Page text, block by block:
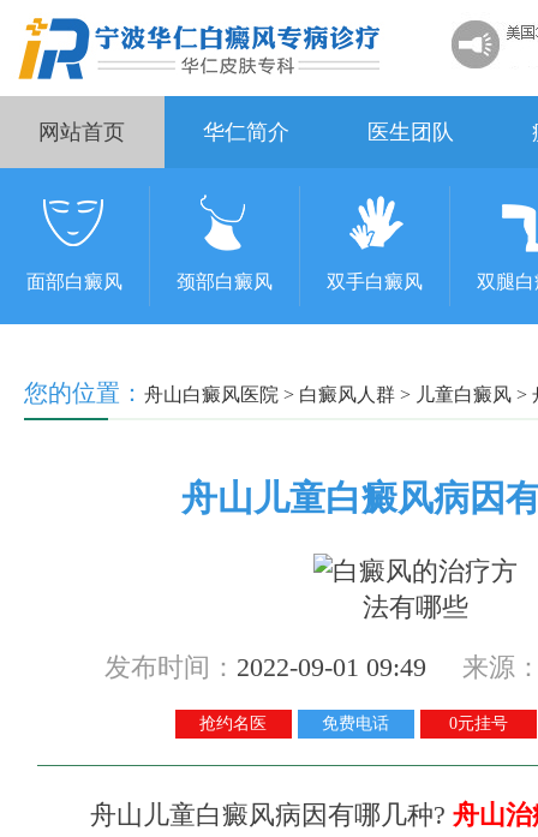
网站首页 华仁简介 医生团队
面部白癜风 颈部白癜风 双手白癜风 双腿
您的位置： 舟山白癜风医院 > 白癜风人群 > 儿童白癜风 >
舟山儿童白癜风病因
发布时间： 2022-09-01 09:49 来源
抢约名医 免费电话 0元挂号
舟山儿童白癜风病因有哪几种? 舟山